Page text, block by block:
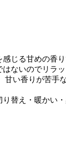
じる甘めの香
ないのでリラ
甘い香りが苦手
替え・暖かい